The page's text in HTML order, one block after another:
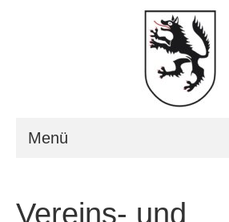
Menü
Über uns
Vereins- und